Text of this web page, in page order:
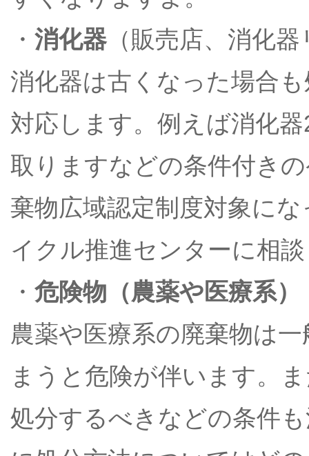
・ 消化器（販売店、消化
消化器は古くなった場合
対応します。例えば消化
取りますなどの条件付き
棄物広域認定制度対象に
イクル推進センターに相
・ 危険物（農薬や医療系）
農薬や医療系の廃棄物は
まうと危険が伴います。
処分するべきなどの条件